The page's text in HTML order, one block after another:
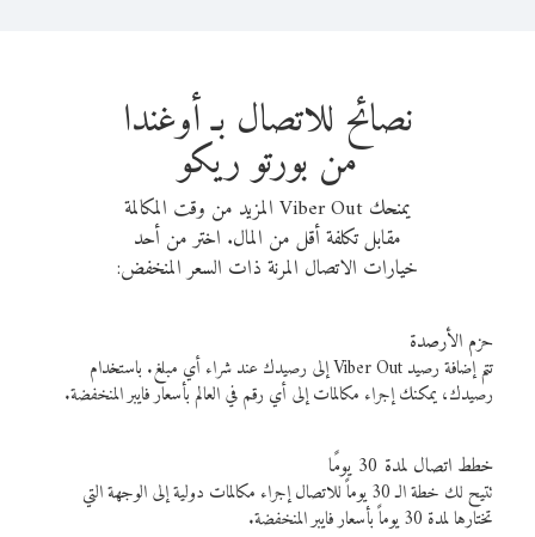
نصائح للاتصال بـ أوغندا
من بورتو ريكو
يمنحك Viber Out المزيد من وقت المكالمة
مقابل تكلفة أقل من المال. اختر من أحد
خيارات الاتصال المرنة ذات السعر المنخفض:
حزم الأرصدة
تتم إضافة رصيد Viber Out إلى رصيدك عند شراء أي مبلغ. باستخدام
رصيدك، يمكنك إجراء مكالمات إلى أي رقم في العالم بأسعار فايبر المنخفضة.
خطط اتصال لمدة 30 يومًا
تتيح لك خطة الـ 30 يوماً للاتصال إجراء مكالمات دولية إلى الوجهة التي
تختارها لمدة 30 يوماً بأسعار فايبر المنخفضة.